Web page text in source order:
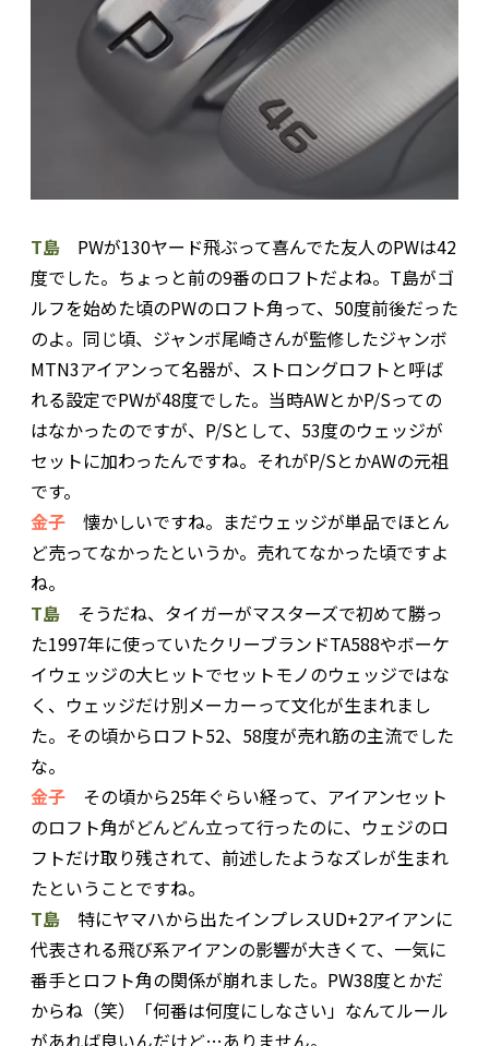
T島 PWが130ヤード飛ぶって喜んでた友人のPWは42
度でした。ちょっと前の9番のロフトだよね。T島がゴ
ルフを始めた頃のPWのロフト角って、50度前後だった
のよ。同じ頃、ジャンボ尾崎さんが監修したジャンボ
MTN3アイアンって名器が、ストロングロフトと呼ば
れる設定でPWが48度でした。当時AWとかP/Sっての
はなかったのですが、P/Sとして、53度のウェッジが
セットに加わったんですね。それがP/SとかAWの元祖
です。
金子 懐かしいですね。まだウェッジが単品でほとん
ど売ってなかったというか。売れてなかった頃ですよ
ね。
T島 そうだね、タイガーがマスターズで初めて勝っ
た1997年に使っていたクリーブランドTA588やボーケ
イウェッジの大ヒットでセットモノのウェッジではな
く、ウェッジだけ別メーカーって文化が生まれまし
た。その頃からロフト52、58度が売れ筋の主流でした
な。
金子 その頃から25年ぐらい経って、アイアンセット
のロフト角がどんどん立って行ったのに、ウェジのロ
フトだけ取り残されて、前述したようなズレが生まれ
たということですね。
T島 特にヤマハから出たインプレスUD+2アイアンに
代表される飛び系アイアンの影響が大きくて、一気に
番手とロフト角の関係が崩れました。PW38度とかだ
からね（笑）「何番は何度にしなさい」なんてルール
があれば良いんだけど…ありません。